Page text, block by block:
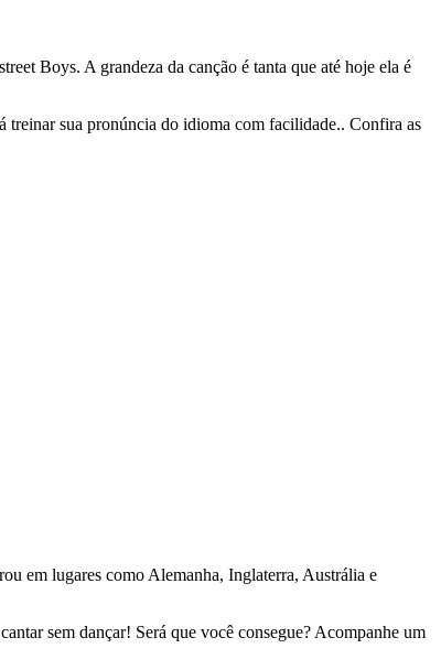
Boys. A grandeza da canção é tanta que até hoje ela é
treinar sua pronúncia do idioma com facilidade.. Confira as
em lugares como Alemanha, Inglaterra, Austrália e
sem dançar! Será que você consegue? Acompanhe um